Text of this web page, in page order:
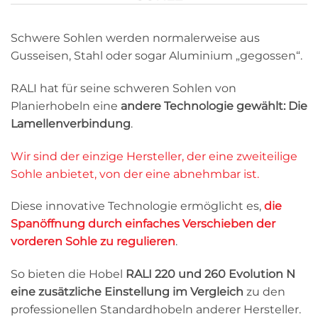
Schwere Sohlen werden normalerweise aus
Gusseisen, Stahl oder sogar Aluminium „gegossen“.
RALI hat für seine schweren Sohlen von
Planierhobeln eine andere Technologie gewählt: Die
Lamellenverbindung.
Wir sind der einzige Hersteller, der eine zweiteilige
Sohle anbietet, von der eine abnehmbar ist.
Diese innovative Technologie ermöglicht es, die
Spanöffnung durch einfaches Verschieben der
vorderen Sohle zu regulieren.
So bieten die Hobel RALI 220 und 260 Evolution N
eine zusätzliche Einstellung im Vergleich zu den
professionellen Standardhobeln anderer Hersteller.